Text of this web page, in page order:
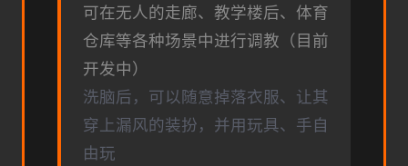
可在无人的走廊、教学楼后、体育
仓库等各种场景中进行调教（目前
开发中）
洗脑后，可以随意掉落衣服、让其
穿上漏风的装扮，并用玩具、手自
由玩